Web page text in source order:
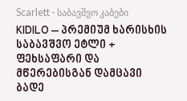
Scarlett - საბავშვო კაბები
KIDILO – ᲞᲠᲔᲛᲘᲣᲛ ᲮᲐᲠᲘᲡᲮᲘᲡ
ᲡᲐᲑᲐᲕᲨᲕᲝ ᲔᲢᲚᲘ +
ᲤᲔᲮᲡᲐᲤᲐᲠᲘ ᲓᲐ
ᲛᲬᲔᲠᲔᲑᲘᲡᲒᲐᲜ ᲓᲐᲛᲪᲐᲕᲘ
ᲑᲐᲓᲔ